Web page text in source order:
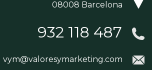
08008 Barcelona
932 118 487
vym@valoresymarketing.com